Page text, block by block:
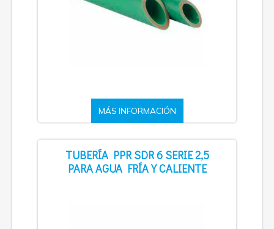
MÁS INFORMACIÓN
TUBERÍA PPR SDR 6 SERIE 2,5
PARA AGUA FRÍA Y CALIENTE